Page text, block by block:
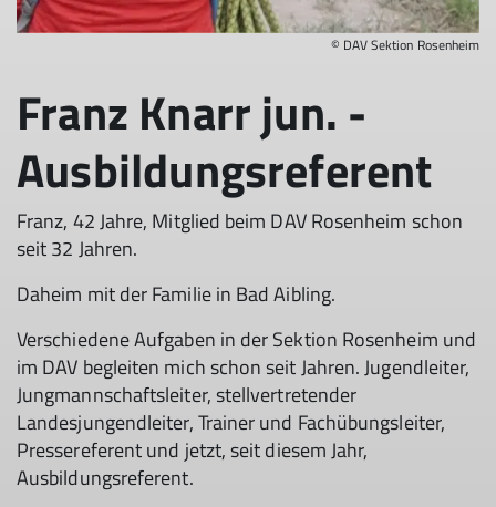
© DAV Sektion Rosenheim
Franz Knarr jun. -
Ausbildungsreferent
Franz, 42 Jahre, Mitglied beim DAV Rosenheim schon
seit 32 Jahren.
Daheim mit der Familie in Bad Aibling.
Verschiedene Aufgaben in der Sektion Rosenheim und
im DAV begleiten mich schon seit Jahren. Jugendleiter,
Jungmannschaftsleiter, stellvertretender
Landesjungendleiter, Trainer und Fachübungsleiter,
Pressereferent und jetzt, seit diesem Jahr,
Ausbildungsreferent.